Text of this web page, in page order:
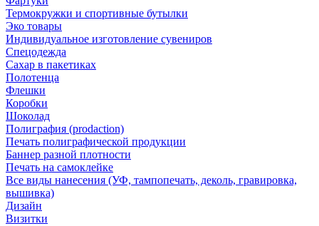
Термокружки и спортивные бутылки
Эко товары
Индивидуальное изготовление сувениров
Спецодежда
Сахар в пакетиках
Полотенца
Флешки
Коробки
Шоколад
Полиграфия (prodaction)
Печать полиграфической продукции
Баннер разной плотности
Печать на самоклейке
Все виды нанесения (УФ, тампопечать, деколь, гравировка,
вышивка)
Дизайн
Визитки